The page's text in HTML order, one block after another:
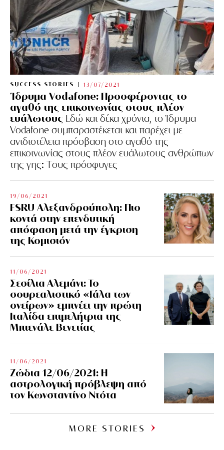
SUCCESS STORIES 13/07/2021
Ίδρυμα Vodafone: Προσφέροντας το
αγαθό της επικοινωνίας στους πλέον
ευάλωτους Εδώ και δέκα χρόνια, το Ίδρυμα
Vodafone συμπαραστέκεται και παρέχει με
ανιδιοτέλεια πρόσβαση στο αγαθό της
επικοινωνίας στους πλέον ευάλωτους ανθρώπων
της γης: Tους πρόσφυγες
19/06/2021
FSRU Αλεξανδρούπολη: Πιο
κοντά στην επενδυτική
απόφαση μετά την έγκριση
της Κομισιόν
11/06/2021
Σεσίλια Αλεμάνι: Το
σουρεαλιστικό «Γάλα των
ονείρων» εμπνέει την πρώτη
Ιταλίδα επιμελήτρια της
Μπιενάλε Βενετίας
11/06/2021
Ζώδια 12/06/2021: Η
αστρολογική πρόβλεψη από
τον Κωνσταντίνο Ντότα
MORE STORIES